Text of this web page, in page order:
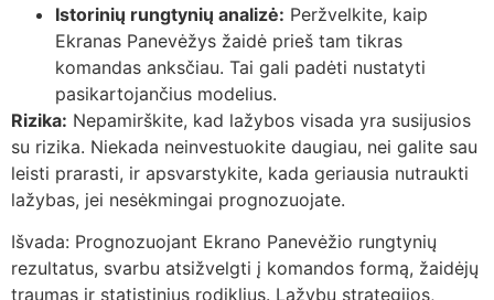
Istorinių rungtynių analizė: Peržvelkite, kaip
Ekranas Panevėžys žaidė prieš tam tikras
komandas anksčiau. Tai gali padėti nustatyti
pasikartojančius modelius.
Rizika: Nepamirškite, kad lažybos visada yra susijusios
su rizika. Niekada neinvestuokite daugiau, nei galite sau
leisti prarasti, ir apsvarstykite, kada geriausia nutraukti
lažybas, jei nesėkmingai prognozuojate.
Išvada: Prognozuojant Ekrano Panevėžio rungtynių
rezultatus, svarbu atsižvelgti į komandos formą, žaidėjų
traumas ir statistinius rodiklius. Lažybų strategijos,